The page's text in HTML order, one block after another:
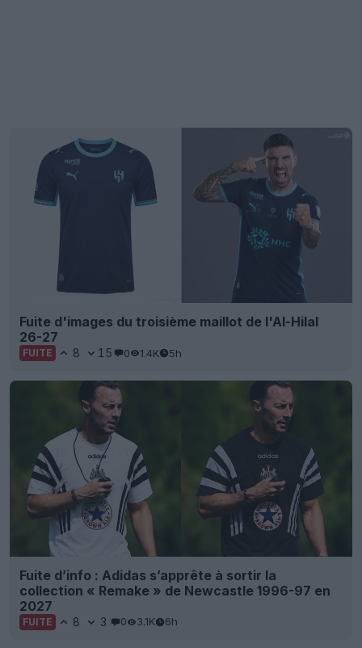
Fuite d'images du troisième maillot de l'Al-Hilal
26-27
FUITE 8 15 0 1.4K 5h
Fuite d’info : Adidas s’apprête à sortir la
collection « Remake » de Newcastle 1996-97 en
2027
FUITE 8 3 0 3.1K 6h